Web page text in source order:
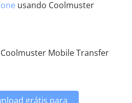
usando Coolmuster
Mobile Transfer
grátis para